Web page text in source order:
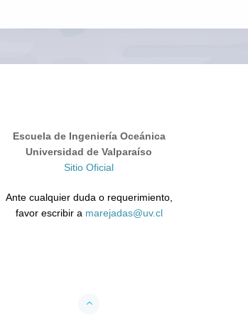
Escuela de Ingeniería Oceánica
Universidad de Valparaíso
Sitio Oficial
Ante cualquier duda o requerimiento,
favor escribir a marejadas@uv.cl